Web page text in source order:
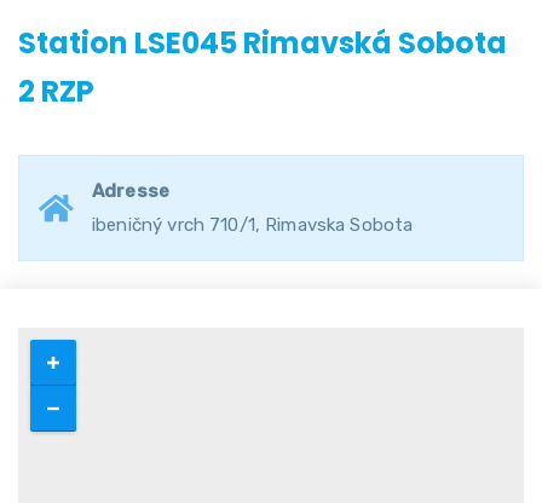
Station LSE045 Rimavská Sobota
2 RZP
Adresse
ibeničný vrch 710/1, Rimavska Sobota